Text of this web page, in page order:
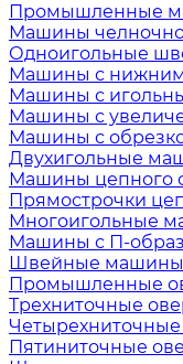
Промышленные
Машины
Одноигольные
Машины с
Машины с
Машины с
Машины с
Двухигольные
Машины цепного
Прямострочки
Многоигольные
Машины с П-
Швейные машины
Промышленные
Трехниточные
Пятиниточные